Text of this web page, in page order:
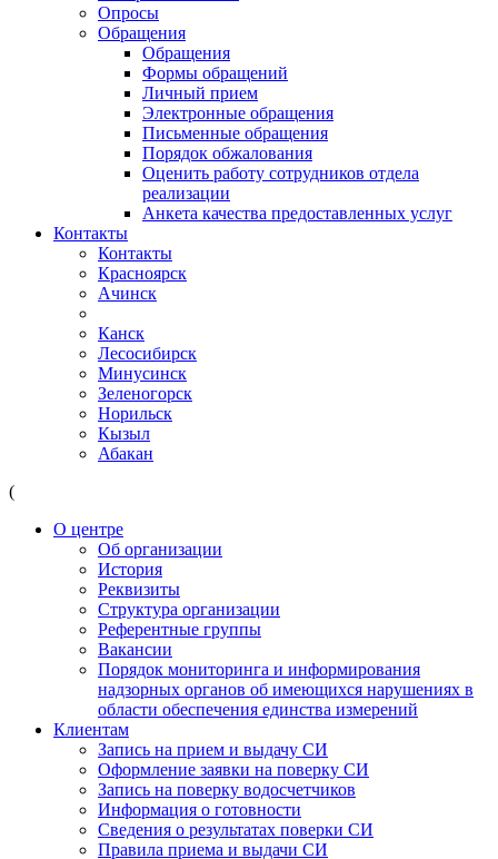
Опросы
Обращения
Обращения
Формы обращений
Личный прием
Электронные обращения
Письменные обращения
Порядок обжалования
Оценить работу сотрудников отдела
реализации
Анкета качества предоставленных услуг
Контакты
Контакты
Красноярск
Ачинск
Канск
Лесосибирск
Минусинск
Зеленогорск
Норильск
Кызыл
Абакан
(
О центре
Об организации
История
Реквизиты
Структура организации
Референтные группы
Вакансии
Порядок мониторинга и информирования
надзорных органов об имеющихся нарушениях в
области обеспечения единства измерений
Клиентам
Запись на прием и выдачу СИ
Оформление заявки на поверку СИ
Запись на поверку водосчетчиков
Информация о готовности
Сведения о результатах поверки СИ
Правила приема и выдачи СИ